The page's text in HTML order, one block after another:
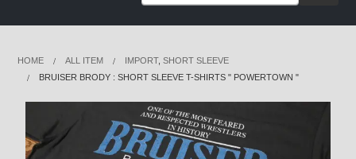
HOME ALL ITEM IMPORT,SHORT SLEEVE
BRUISER BRODY : SHORT SLEEVE T-SHIRTS " POWERTOWN "